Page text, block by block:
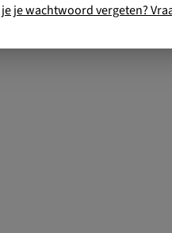
je je wachtwoord vergeten?